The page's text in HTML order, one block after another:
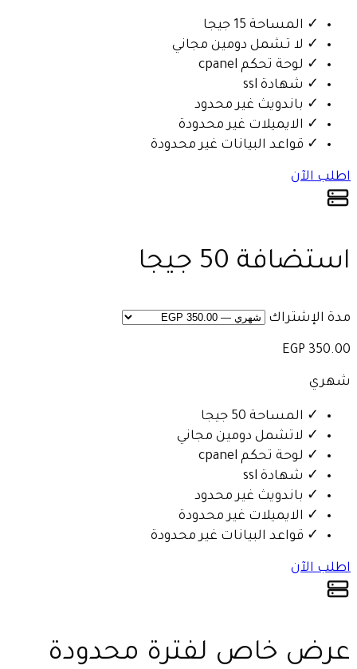
✓ المساحة 15 جيجا
✓ لا تـشمل دومين مجاني
✓ لوحة تحكم cpanel
✓ شهادة ssl
✓ باندويث غير محدود
✓ الايميلات غير محدودة
✓ قواعد البيانات غير محدودة
اطلب الآن
استضافة 50 جيجا
مدة الإشتراك
350.00 EGP
شهري
✓ المساحة 50 جيجا
✓ لاتشمل دومين مجاني
✓ لوحة تحكم cpanel
✓ شهادة ssl
✓ باندويث غير محدود
✓ الايميلات غير محدودة
✓ قواعد البيانات غير محدودة
اطلب الآن
عرض خاص لفترة محدودة